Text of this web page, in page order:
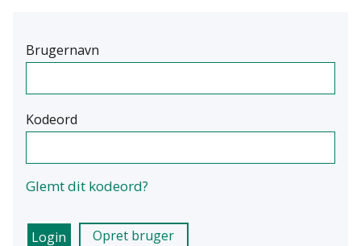
Brugernavn
Kodeord
Glemt dit kodeord?
Opret bruger